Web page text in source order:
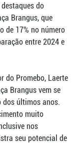
do
Brangus, que
de 17% no número
entre 2024 e
do Promebo, Laerte
Brangus vem se
dos últimos anos.
muito
nos
seu potencial de